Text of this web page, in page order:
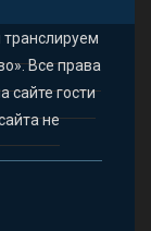
Все права
сайте гости
не